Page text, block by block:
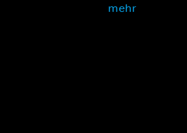
mehr